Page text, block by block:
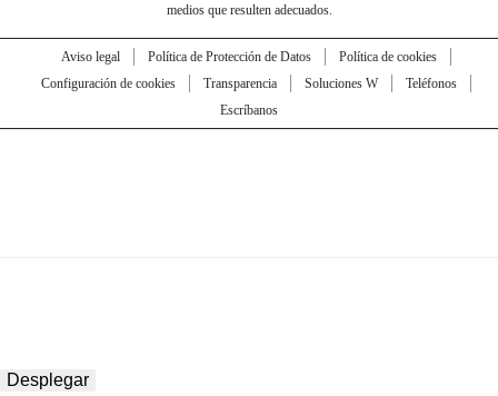
medios que resulten adecuados.
Aviso legal Política de Protección de Datos
Política de cookies
Configuración de cookies
Transparencia Soluciones W
Teléfonos
Escríbanos
Desplegar